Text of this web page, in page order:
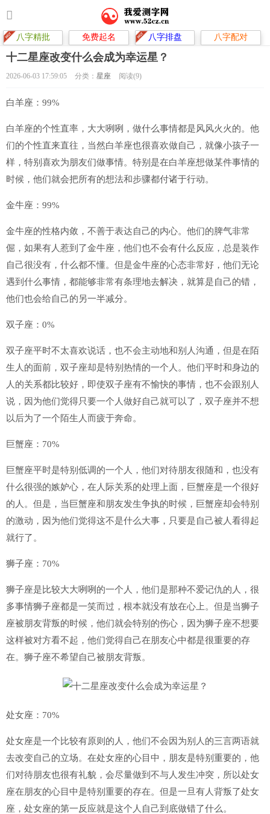
八字精批 免费起名 八字排盘 八字配对
十二星座改变什么会成为幸运星？
2026-06-03 17:59:05 分类： 星座 阅读(9)
白羊座：99%
白羊座的个性直率，大大咧咧，做什么事情都是风风火火的。他
们的个性直来直往，当然白羊座也很喜欢做自己，就像小孩子一
样，特别喜欢为朋友们做事情。特别是在白羊座想做某件事情的
时候，他们就会把所有的想法和步骤都付诸于行动。
金牛座：99%
金牛座的性格内敛，不善于表达自己的内心。他们的脾气非常
倔，如果有人惹到了金牛座，他们也不会有什么反应，总是装作
自己很没有，什么都不懂。但是金牛座的心态非常好，他们无论
遇到什么事情，都能够非常有条理地去解决，就算是自己的错，
他们也会给自己的另一半减分。
双子座：0%
双子座平时不太喜欢说话，也不会主动地和别人沟通，但是在陌
生人的面前，双子座却是特别热情的一个人。他们平时和身边的
人的关系都比较好，即使双子座有不愉快的事情，也不会跟别人
说，因为他们觉得只要一个人做好自己就可以了，双子座并不想
以后为了一个陌生人而疲于奔命。
巨蟹座：70%
巨蟹座平时是特别低调的一个人，他们对待朋友很随和，也没有
什么很强的嫉妒心，在人际关系的处理上面，巨蟹座是一个很好
的人。但是，当巨蟹座和朋友发生争执的时候，巨蟹座却会特别
的激动，因为他们觉得这不是什么大事，只要是自己被人看得起
就行了。
狮子座：70%
狮子座是比较大大咧咧的一个人，他们是那种不爱记仇的人，很
多事情狮子座都是一笑而过，根本就没有放在心上。但是当狮子
座被朋友背叛的时候，他们就会特别的伤心，因为狮子座不想要
这样被对方看不起，他们觉得自己在朋友心中都是很重要的存
在。狮子座不希望自己被朋友背叛。
处女座：70%
处女座是一个比较有原则的人，他们不会因为别人的三言两语就
去改变自己的立场。在处女座的心目中，朋友是特别重要的，他
们对待朋友也很有礼貌，会尽量做到不与人发生冲突，所以处女
座在朋友的心目中是特别重要的存在。但是一旦有人背叛了处女
座，处女座的第一反应就是这个人自己到底做错了什么。